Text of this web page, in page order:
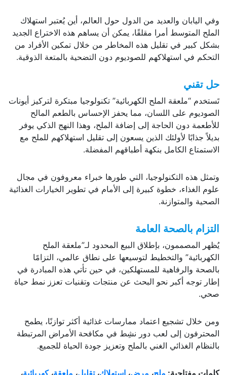
وفي اليابان والعديد من الدول حول العالم، أين يُعتبر استهلاك
الملح المتوسط أمرا مقلقًا، يمكن أن يساهم هذه الاختراع الجديد
بشكل كبير في تقليل هذه المخاطر من خلال تمكين الأفراد من
التحكم في استهلاكهم للصوديوم دون التضحية بالمتعة الذوقية.
حل تقني
تَستخدم “ملعقة الملح الكهربائية” تكنولوجيا مبتكرة لتركيز أيونات
الصوديوم على اللسان، مما يحفز الإحساس بالطعم المالح
للأطعمة دون الحاجة إلى إضافة الملح، وهذا النهج الذكي يوفر
بديلاً جذابًا لأولئك الذين يسعون إلى تقليل استهلاكهم للملح مع
الاستمتاع الكامل بنكهة أطباقهم المفضلة.
وتمثل هذه التكنولوجيا، التي طورها خبراء معروفون في مجال
علوم الغذاء، خطوة كبيرة إلى الأمام في تطوير الخيارات الغذائية
الصحية والمتوازنة.
التزام بالصحة العامة
يُظهر المصممون، بإطلاق البيع المحدود لـ”ملعقة الملح
الكهربائية” والتخطيط لتوسيعها على نطاق عالمي، التزامًا
بالصحة والرفاهية للمستهلكين، في حين تأتي هذه المبادرة في
إطار توجه أكبر نحو البحث عن منتجات وتقنيات تعزز نمط حياة
صحي.
ومن خلال تشجيع اعتماد ممارسات غذائية أكثر توازنًا، يطمح
المحترفون إلى لعب دور نشِط في مكافحة الأمراض المرتبطة
بالنظام الغذائي الغني بالملح وتعزيز جودة الحياة للجميع.